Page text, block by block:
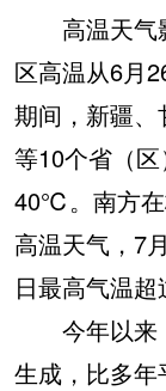
高温天气
区高温从6月
期间，新疆
等10个省（
40℃。南方在
高温天气，7
日最高气温超
今年以来
生成，比多